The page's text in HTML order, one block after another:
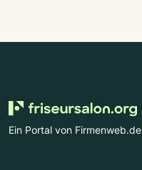
Ein Portal von Firmenweb.de